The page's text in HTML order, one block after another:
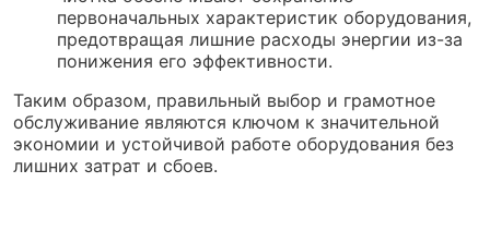
первоначальных характеристик оборудования,
предотвращая лишние расходы энергии из-за
понижения его эффективности.
Таким образом, правильный выбор и грамотное
обслуживание являются ключом к значительной
экономии и устойчивой работе оборудования без
лишних затрат и сбоев.